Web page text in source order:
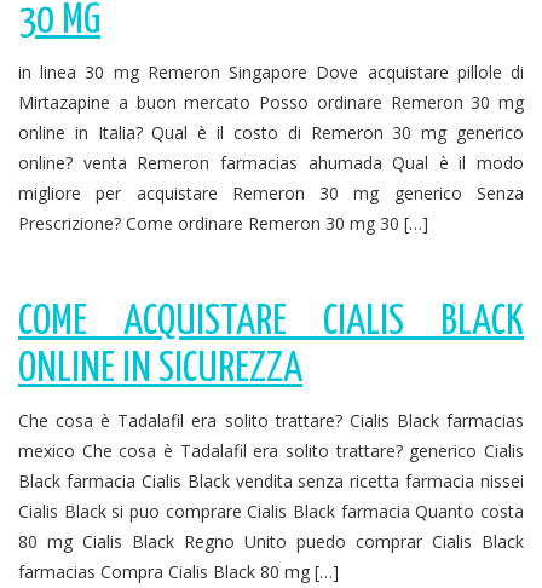
30 MG
in linea 30 mg Remeron Singapore Dove acquistare pillole di
Mirtazapine a buon mercato Posso ordinare Remeron 30 mg
online in Italia? Qual è il costo di Remeron 30 mg generico
online? venta Remeron farmacias ahumada Qual è il modo
migliore per acquistare Remeron 30 mg generico Senza
Prescrizione? Come ordinare Remeron 30 mg 30 […]
COME ACQUISTARE CIALIS BLACK
ONLINE IN SICUREZZA
Che cosa è Tadalafil era solito trattare? Cialis Black farmacias
mexico Che cosa è Tadalafil era solito trattare? generico Cialis
Black farmacia Cialis Black vendita senza ricetta farmacia nissei
Cialis Black si puo comprare Cialis Black farmacia Quanto costa
80 mg Cialis Black Regno Unito puedo comprar Cialis Black
farmacias Compra Cialis Black 80 mg […]